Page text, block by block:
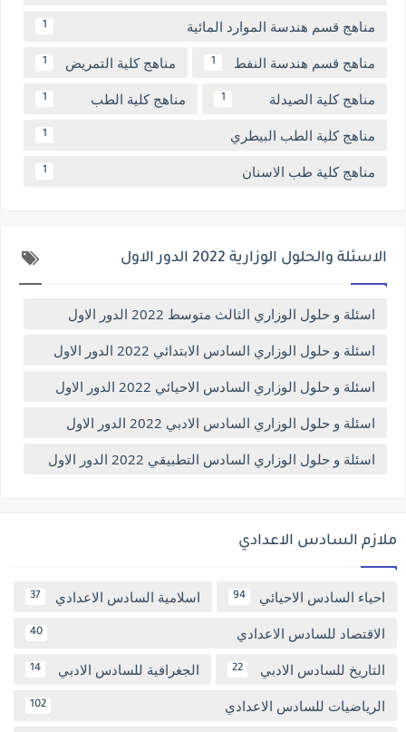
مناهج قسم هندسة الموارد المائية 1
مناهج قسم هندسة النفط 1 مناهج كلية التمريض 1
مناهج كلية الصيدلة 1 مناهج كلية الطب 1
مناهج كلية الطب البيطري 1
مناهج كلية طب الاسنان 1
الاسئلة والحلول الوزارية 2022 الدور الاول
اسئلة و حلول الوزاري الثالث متوسط 2022 الدور الاول
اسئلة و حلول الوزاري السادس الابتدائي 2022 الدور الاول
اسئلة و حلول الوزاري السادس الاحيائي 2022 الدور الاول
اسئلة و حلول الوزاري السادس الادبي 2022 الدور الاول
اسئلة و حلول الوزاري السادس التطبيقي 2022 الدور الاول
ملازم السادس الاعدادي
احياء السادس الاحيائي 94 اسلامية السادس الاعدادي 37
الاقتصاد للسادس الاعدادي 40
التاريخ للسادس الادبي 22 الجغرافية للسادس الادبي 14
الرياضيات للسادس الاعدادي 102